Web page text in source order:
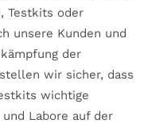
Testkits oder
unsere Kunden und
der
wir sicher, dass
wichtige
Labore auf der